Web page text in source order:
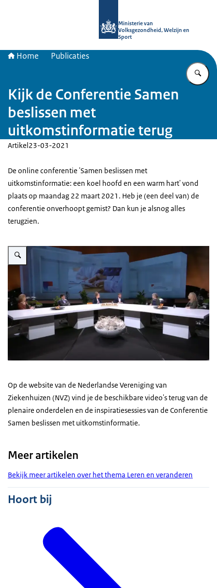
Ministerie van
Volksgezondheid, Welzijn en
Sport
Home Publicaties
Kijk de Conferentie Samen
beslissen met
uitkomstinformatie terug
Artikel23-03-2021
De online conferentie 'Samen beslissen met
uitkomstinformatie: een koel hoofd en een warm hart' vond
plaats op maandag 22 maart 2021. Heb je (een deel van) de
conferentie onverhoopt gemist? Dan kun je alsnog alles
terugzien.
Vergroot afbeelding Sprekers aan tafel tijdens de conferentie 'Samen
Op de website van de Nederlandse Vereniging van
Ziekenhuizen (NVZ) vind je de beschikbare video's terug van de
plenaire onderdelen en de inspiratiesessies van de Conferentie
Samen beslissen met uitkomstinformatie.
Meer artikelen
Bekijk meer artikelen over het thema Leren en veranderen
Hoort bij